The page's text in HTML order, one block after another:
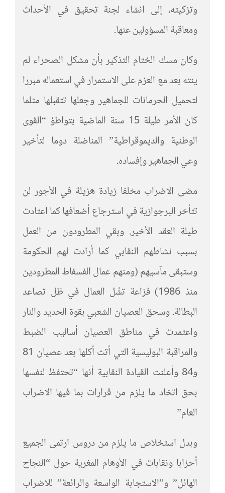
وتزكيته، إلى انشاء لجنة تحقيق في الأحداث
ومعاقبة المسؤولين عنها.
وكان مسك الختام التذكير بأن مشكل الصحراء لم
ينته بعد مع العزم على الاستمرار في استعماله مبررا
لتحميل الحرمانات للجماهير وجعلها تتقبلها مثلما
كان الأمر طيلة 15 سنة الماضية بتواطؤ “القوى
الوطنية والديموقراطية” المناضلة دوما لتأخير
وعي الجماهير وإفساده.
مضى الاضراب مخلفا زيادة هزيلة في الأجور لن
تتأخر البرجوازية في استرجاع أضعافها كما اعتادت
طيلة العقد الأخير. وبقي المطرودون من العمل
بسبب نشاطهم النقابي كما أرادت لهم الحكومة
وستبقى مآسيهم (ومنهم عمال الفسفاط المطرودين
منذ 1986) فزاعة تشُل العمال في ظل تصاعد
البطالة. وسحق العصيان الشعبي بقوة الحديد والنار
واعتمدت في مناطق العصيان أساليب الضبط
والمراقبة البوليسية التي أتت أكلها بعد عصيان 81
و84 وأعلنت القيادة النقابية أنها “تحتفظ لنفسها
بحق اتخاد ما يلزم من قرارات بما فيها الاضراب
العام”
وبدل استخلاص ما يلزم من دروس ارتمى الجميع
أحزابا ونقابات في الأوهام المغرية حول “النجاح
الهائل” و”الاستجابة الواسعة والرائعة” للاضراب